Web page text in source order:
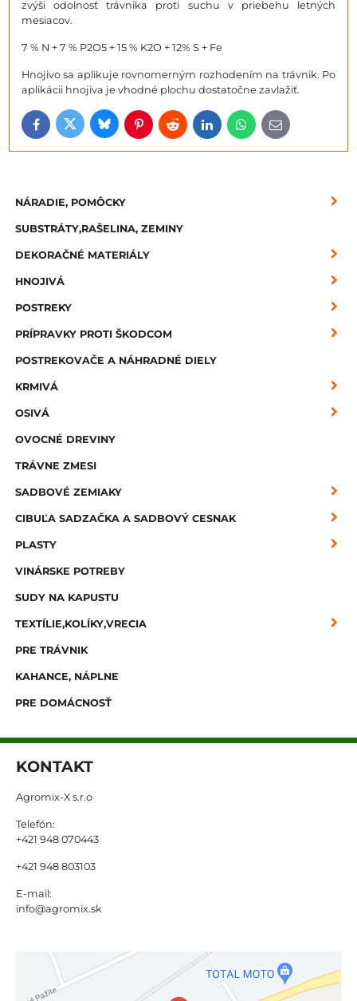
zvýši odolnosť trávnika proti suchu v priebehu letných
mesiacov.
7 % N + 7 % P2O5 + 15 % K2O + 12% S + Fe
Hnojivo sa aplikuje rovnomerným rozhodením na trávnik. Po
aplikácii hnojiva je vhodné plochu dostatočne zavlažiť.
FacebookTwitterBlueskyPinterestRedditLinkedInWhatsApp
E-
mail
NÁRADIE, POMÔCKY
SUBSTRÁTY,RAŠELINA, ZEMINY
DEKORAČNÉ MATERIÁLY
HNOJIVÁ
POSTREKY
PRÍPRAVKY PROTI ŠKODCOM
POSTREKOVAČE A NÁHRADNÉ DIELY
KRMIVÁ
OSIVÁ
OVOCNÉ DREVINY
TRÁVNE ZMESI
SADBOVÉ ZEMIAKY
CIBUĽA SADZAČKA A SADBOVÝ CESNAK
PLASTY
VINÁRSKE POTREBY
SUDY NA KAPUSTU
TEXTÍLIE,KOLÍKY,VRECIA
PRE TRÁVNIK
KAHANCE, NÁPLNE
PRE DOMÁCNOSŤ
KONTAKT
Agromix-X s.r.o
Telefón:
+421 948 070443
+421 948 803103
E-mail:
info@agromix.sk